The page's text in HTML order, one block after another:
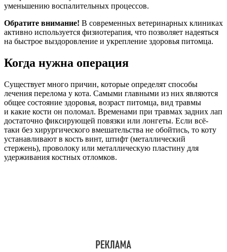
уменьшению воспалительных процессов.
Обратите внимание! В современных ветеринарных клиниках
активно используется физиотерапия, что позволяет надеяться
на быстрое выздоровление и укрепление здоровья питомца.
Когда нужна операция
Существует много причин, которые определят способы
лечения перелома у кота. Самыми главными из них являются
общее состояние здоровья, возраст питомца, вид травмы
и какие кости он поломал. Временами при травмах задних лап
достаточно фиксирующей повязки или лонгеты. Если всё-
таки без хирургического вмешательства не обойтись, то коту
устанавливают в кость винт, штифт (металлический
стержень), проволоку или металлическую пластину для
удерживания костных отломков.